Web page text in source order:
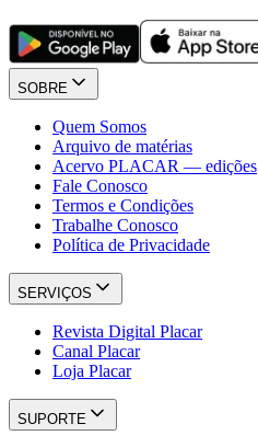
SOBRE
Quem Somos
Arquivo de matérias
Acervo PLACAR — edições
Fale Conosco
Termos e Condições
Trabalhe Conosco
Política de Privacidade
SERVIÇOS
Revista Digital Placar
Canal Placar
Loja Placar
SUPORTE